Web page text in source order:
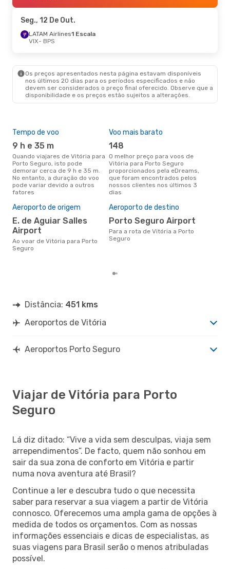
BPS- VIX
Qui., 15 De Out.- Seg., 19 De Out.
Seg., 12 De Out.
LATAM Airlines1 Escala
VIX- BPS
Os preços apresentados nesta página estavam disponíveis
nos últimos 20 dias para os períodos especificados e não
devem ser considerados o preço final oferecido. Observe que a
disponibilidade e os preços estão sujeitos a alterações.
Tempo de voo
9 h e 35 m
Quando viajares de Vitória para
Porto Seguro, isto pode
demorar cerca de 9 h e 35 m.
No entanto, a duração do voo
pode variar devido a outros
fatores
Voo mais barato
148
O melhor preço para voos de
Vitória para Porto Seguro
proporcionados pela eDreams,
que foram encontrados pelos
nossos clientes nos últimos 3
dias
Aeroporto de origem
E. de Aguiar Salles
Airport
Ao voar de Vitória para Porto
Seguro
Aeroporto de destino
Porto Seguro Airport
Para a rota de Vitória a Porto
Seguro
Distância: 451 kms
Aeroportos de Vitória
Aeroportos Porto Seguro
Viajar de Vitória para Porto
Seguro
Lá diz ditado: “Vive a vida sem desculpas, viaja sem
arrependimentos”. De facto, quem não sonhou em
sair da sua zona de conforto em Vitória e partir
numa nova aventura até Brasil?
Continue a ler e descubra tudo o que necessita
saber para reservar a sua viagem a partir de Vitória
connosco. Oferecemos uma ampla gama de opções à
medida de todos os orçamentos. Com as nossas
informações essenciais e dicas de especialistas, as
suas viagens para Brasil serão o menos atribuladas
possível.